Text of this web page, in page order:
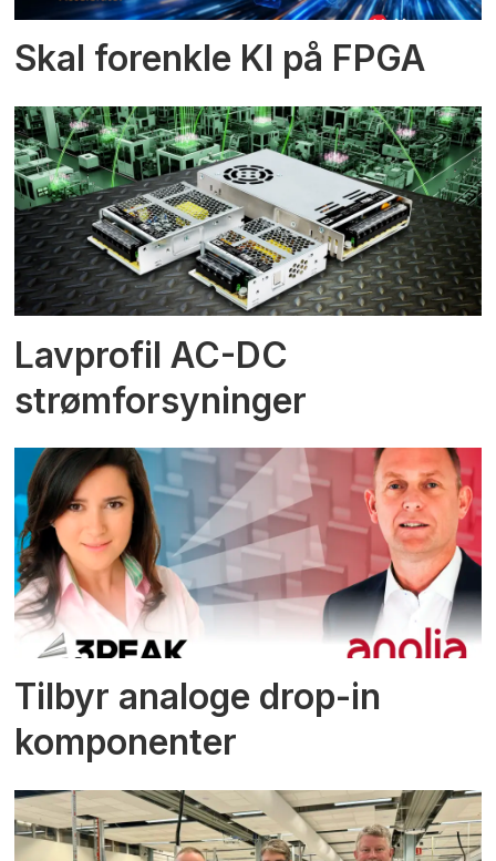
Skal forenkle KI på FPGA
Lavprofil AC-DC
strømforsyninger
Tilbyr analoge drop-in
komponenter